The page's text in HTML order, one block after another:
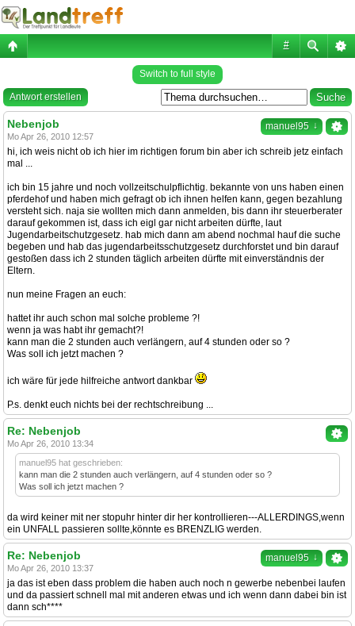
#
Switch to full style
Antwort erstellen
manuel95 ↓
Nebenjob
Mo Apr 26, 2010 12:57
hi, ich weis nicht ob ich hier im richtigen forum bin aber ich schreib jetz einfach
mal ...
ich bin 15 jahre und noch vollzeitschulpflichtig. bekannte von uns haben einen
pferdehof und haben mich gefragt ob ich ihnen helfen kann, gegen bezahlung
versteht sich. naja sie wollten mich dann anmelden, bis dann ihr steuerberater
darauf gekommen ist, dass ich eigl gar nicht arbeiten dürfte, laut
Jugendarbeitschutzgesetz. hab mich dann am abend nochmal hauf die suche
begeben und hab das jugendarbeitsschutzgesetz durchforstet und bin darauf
gestoßen dass ich 2 stunden täglich arbeiten dürfte mit einverständnis der
Eltern.
nun meine Fragen an euch:
hattet ihr auch schon mal solche probleme ?!
wenn ja was habt ihr gemacht?!
kann man die 2 stunden auch verlängern, auf 4 stunden oder so ?
Was soll ich jetzt machen ?
ich wäre für jede hilfreiche antwort dankbar
P.s. denkt euch nichts bei der rechtschreibung ...
Re: Nebenjob
Mo Apr 26, 2010 13:34
manuel95 hat geschrieben:
kann man die 2 stunden auch verlängern, auf 4 stunden oder so ?
Was soll ich jetzt machen ?
da wird keiner mit ner stopuhr hinter dir her kontrollieren---ALLERDINGS,wenn
ein UNFALL passieren sollte,könnte es BRENZLIG werden.
manuel95 ↓
Re: Nebenjob
Mo Apr 26, 2010 13:37
ja das ist eben dass problem die haben auch noch n gewerbe nebenbei laufen
und da passiert schnell mal mit anderen etwas und ich wenn dann dabei bin ist
dann sch****